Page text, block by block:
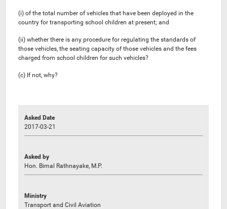
(i) of the total number of vehicles that have been deployed in the
country for transporting school children at present; and
(ii) whether there is any procedure for regulating the standards of
those vehicles, the seating capacity of those vehicles and the fees
charged from school children for such vehicles?
(c) If not, why?
Asked Date
2017-03-21
Asked by
Hon. Bimal Rathnayake, M.P.
Ministry
Transport and Civil Aviation